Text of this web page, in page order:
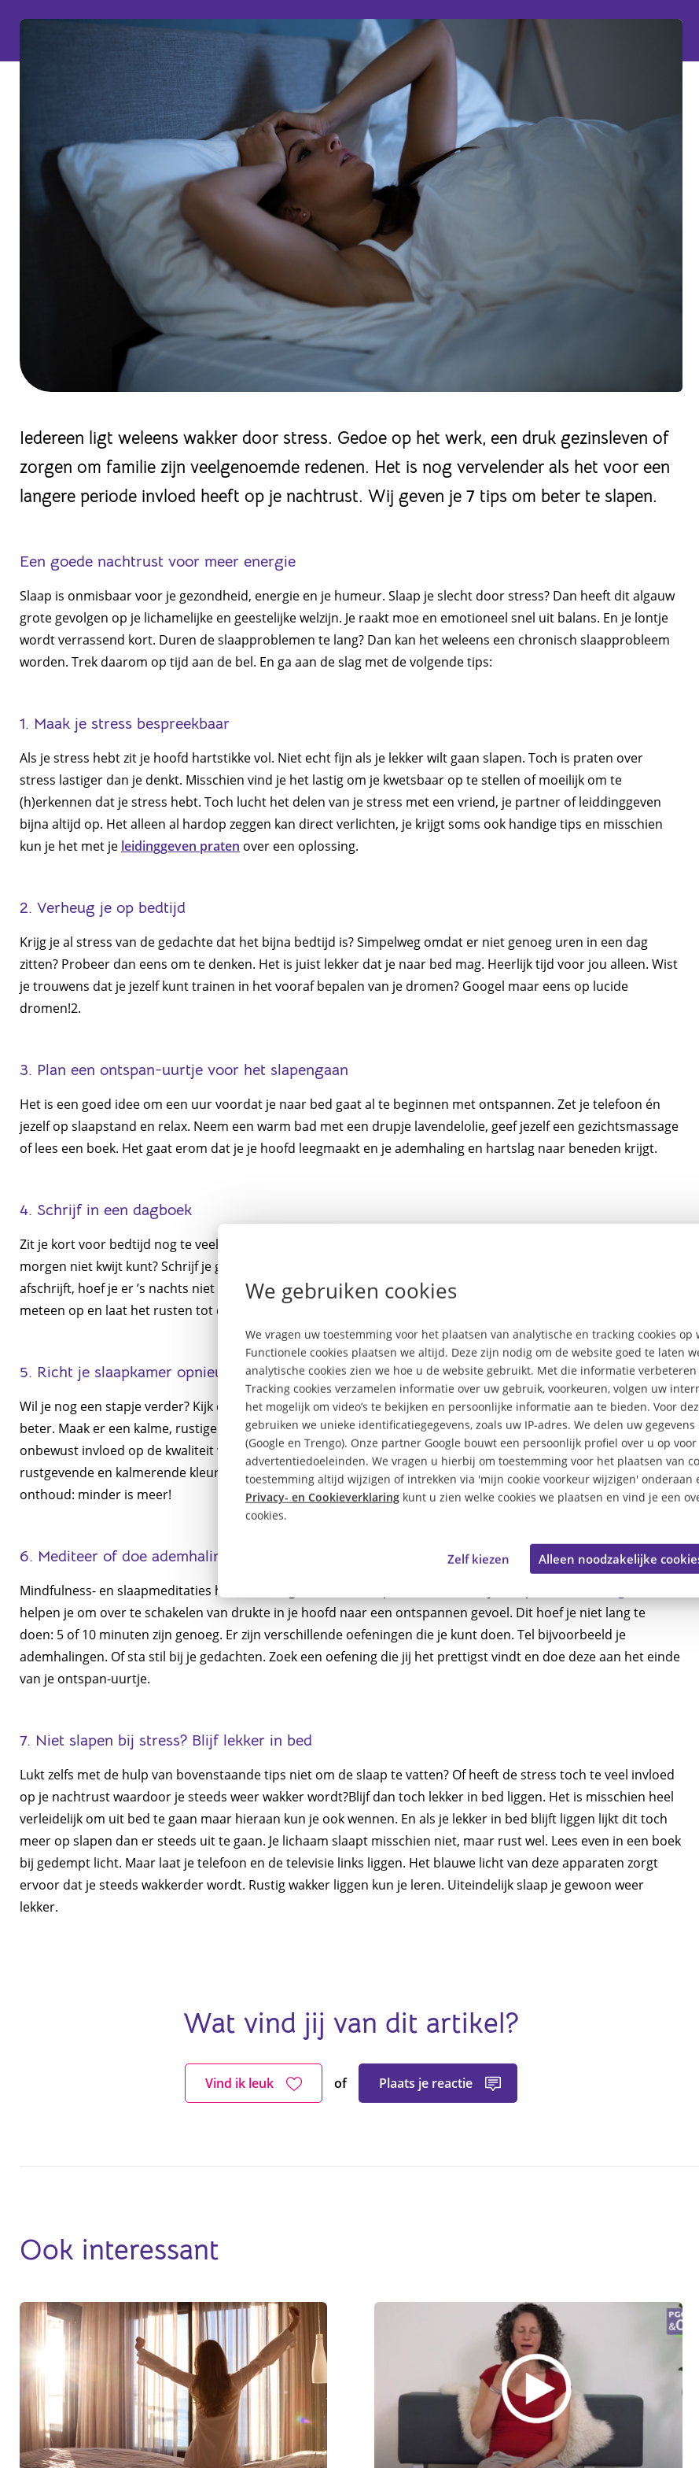
We gebruiken cookies
We vragen uw toestemming voor het plaatsen van analytische en tracking cookies op
Functionele cookies plaatsen we altijd. Deze zijn nodig om de website goed te laten
analytische cookies zien we hoe u de website gebruikt. Met die informatie
Tracking cookies verzamelen informatie over uw gebruik, voorkeuren, volgen uw
het mogelijk om video’s te bekijken en persoonlijke informatie aan te bieden. Voor
gebruiken we unieke identificatiegegevens, zoals uw IP-adres. We delen uw
(Google en Trengo). Onze partner Google bouwt een persoonlijk profiel over u op voor
advertentiedoeleinden. We vragen u hierbij om toestemming voor het plaatsen van
toestemming altijd wijzigen of intrekken via 'mijn cookie voorkeur wijzigen' onderaan
Privacy- en Cookieverklaring kunt u zien welke cookies we plaatsen en vind je een
cookies.
Zelf kiezen Alleen noodzakelijke
Iedereen ligt weleens wakker door stress. Gedoe op het werk, een druk gezinsleven of
zorgen om familie zijn veelgenoemde redenen. Het is nog vervelender als het voor een
langere periode invloed heeft op je nachtrust. Wij geven je 7 tips om beter te slapen.
Een goede nachtrust voor meer energie
Slaap is onmisbaar voor je gezondheid, energie en je humeur. Slaap je slecht door stress? Dan heeft dit algauw
grote gevolgen op je lichamelijke en geestelijke welzijn. Je raakt moe en emotioneel snel uit balans. En je lontje
wordt verrassend kort. Duren de slaapproblemen te lang? Dan kan het weleens een chronisch slaapprobleem
worden. Trek daarom op tijd aan de bel. En ga aan de slag met de volgende tips:
1. Maak je stress bespreekbaar
Als je stress hebt zit je hoofd hartstikke vol. Niet echt fijn als je lekker wilt gaan slapen. Toch is praten over
stress lastiger dan je denkt. Misschien vind je het lastig om je kwetsbaar op te stellen of moeilijk om te
(h)erkennen dat je stress hebt. Toch lucht het delen van je stress met een vriend, je partner of leiddinggeven
bijna altijd op. Het alleen al hardop zeggen kan direct verlichten, je krijgt soms ook handige tips en misschien
kun je het met je leidinggeven praten over een oplossing.
2. Verheug je op bedtijd
Krijg je al stress van de gedachte dat het bijna bedtijd is? Simpelweg omdat er niet genoeg uren in een dag
zitten? Probeer dan eens om te denken. Het is juist lekker dat je naar bed mag. Heerlijk tijd voor jou alleen. Wist
je trouwens dat je jezelf kunt trainen in het vooraf bepalen van je dromen? Googel maar eens op lucide
dromen!2.
3. Plan een ontspan-uurtje voor het slapengaan
Het is een goed idee om een uur voordat je naar bed gaat al te beginnen met ontspannen. Zet je telefoon én
jezelf op slaapstand en relax. Neem een warm bad met een drupje lavendelolie, geef jezelf een gezichtsmassage
of lees een boek. Het gaat erom dat je je hoofd leegmaakt en je ademhaling en hartslag naar beneden krijgt.
4. Schrijf in een dagboek
Zit je kort voor bedtijd nog te veel in je hoofd? Omdat je de gebeurtenissen van de dag of de stress voor
morgen niet kwijt kunt? Schrijf je gevoelens of zorgen dan op in een dagboek. Omdat je het letterlijk van je
afschrijft, hoef je er ’s nachts niet meer over te piekeren. Schrik je toch wakker van je zorgen? Schrijf ze dan
meteen op en laat het rusten tot de volgende ochtend.
5. Richt je slaapkamer opnieuw in
Wil je nog een stapje verder? Kijk dan eens naar deinrichting van je slaapkamer. Hoe minder poespas, hoe
beter. Maak er een kalme, rustige ruimte van zonder onnodige prikkels. Te veel prints en felle kleuren hebben
onbewust invloed op de kwaliteit van je slaap. Weet je niet waar je moet beginnen? Blauw en groen zijn
rustgevende en kalmerende kleuren. Laat deze terugkomen op je muren, in je beddengoed of accessoires. Maar
onthoud: minder is meer!
6. Mediteer of doe ademhalingsoefeningen
Mindfulness- en slaapmeditaties hebben een goede invloed op de kwaliteit van je slaap.
helpen je om over te schakelen van drukte in je hoofd naar een ontspannen gevoel. Dit hoef je niet lang te
doen: 5 of 10 minuten zijn genoeg. Er zijn verschillende oefeningen die je kunt doen. Tel bijvoorbeeld je
ademhalingen. Of sta stil bij je gedachten. Zoek een oefening die jij het prettigst vindt en doe deze aan het einde
van je ontspan-uurtje.
7. Niet slapen bij stress? Blijf lekker in bed
Lukt zelfs met de hulp van bovenstaande tips niet om de slaap te vatten? Of heeft de stress toch te veel invloed
op je nachtrust waardoor je steeds weer wakker wordt?Blijf dan toch lekker in bed liggen. Het is misschien heel
verleidelijk om uit bed te gaan maar hieraan kun je ook wennen. En als je lekker in bed blijft liggen lijkt dit toch
meer op slapen dan er steeds uit te gaan. Je lichaam slaapt misschien niet, maar rust wel. Lees even in een boek
bij gedempt licht. Maar laat je telefoon en de televisie links liggen. Het blauwe licht van deze apparaten zorgt
ervoor dat je steeds wakkerder wordt. Rustig wakker liggen kun je leren. Uiteindelijk slaap je gewoon weer
lekker.
Wat vind jij van dit artikel?
Vind ik leuk of Plaats je reactie
Ook interessant